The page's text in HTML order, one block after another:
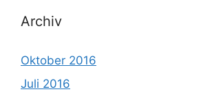
Archiv
Oktober 2016
Juli 2016